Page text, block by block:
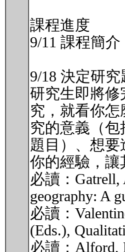
課程進度
9/11 課程簡介
9/18 決定研
研究生即將
究，就看你
究的意義（
題目）、想
你的經驗，
必讀：Gatrell,
geography: A
必讀：
(Eds.),
必讀：Alford,